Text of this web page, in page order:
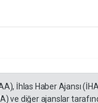
İhlas Haber Ajansı
ve diğer ajanslar